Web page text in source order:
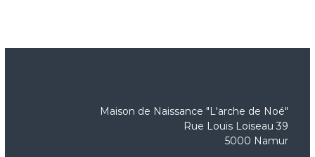
Maison de Naissance "L'arche de Noé"
Rue Louis Loiseau 39
5000 Namur